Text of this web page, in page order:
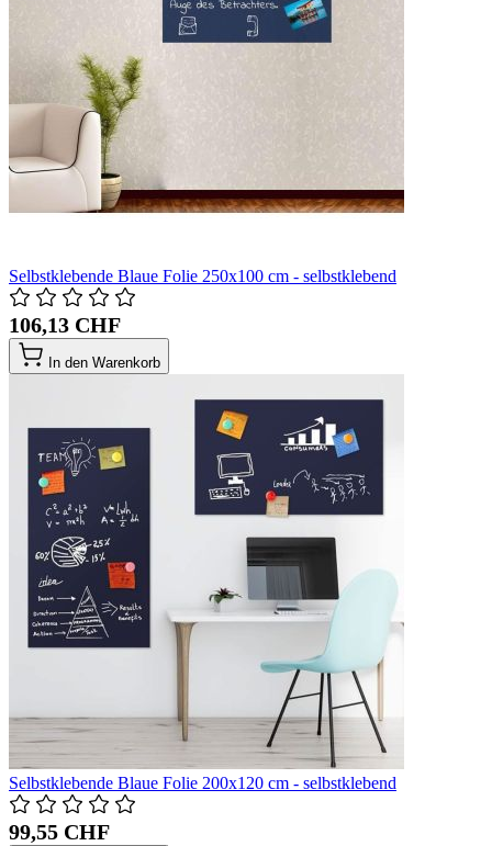
Selbstklebende Blaue Folie 250x100 cm - selbstklebend
106,13 CHF
In den Warenkorb
Selbstklebende Blaue Folie 200x120 cm - selbstklebend
99,55 CHF